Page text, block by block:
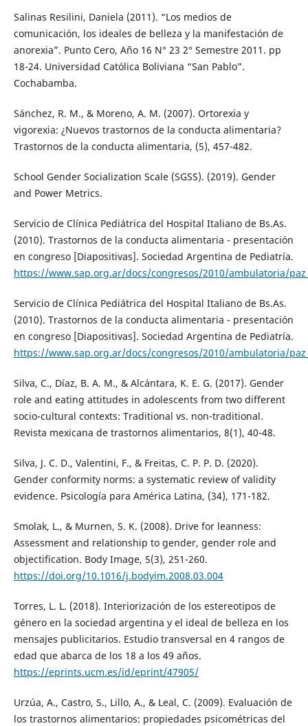
Salinas Resilini, Daniela (2011). “Los medios de
comunicación, los ideales de belleza y la manifestación de
anorexia”. Punto Cero, Año 16 N° 23 2° Semestre 2011. pp
18-24. Universidad Católica Boliviana “San Pablo”.
Cochabamba.
Sánchez, R. M., & Moreno, A. M. (2007). Ortorexia y
vigorexia: ¿Nuevos trastornos de la conducta alimentaria?
Trastornos de la conducta alimentaria, (5), 457-482.
School Gender Socialization Scale (SGSS). (2019). Gender
and Power Metrics.
Servicio de Clínica Pediátrica del Hospital Italiano de Bs.As.
(2010). Trastornos de la conducta alimentaria - presentación
en congreso [Diapositivas]. Sociedad Argentina de Pediatría.
https://www.sap.org.ar/docs/congresos/2010/ambulatoria/
Servicio de Clínica Pediátrica del Hospital Italiano de Bs.As.
(2010). Trastornos de la conducta alimentaria - presentación
en congreso [Diapositivas]. Sociedad Argentina de Pediatría.
https://www.sap.org.ar/docs/congresos/2010/ambulatoria/
Silva, C., Díaz, B. A. M., & Alcántara, K. E. G. (2017). Gender
role and eating attitudes in adolescents from two different
socio-cultural contexts: Traditional vs. non-traditional.
Revista mexicana de trastornos alimentarios, 8(1), 40-48.
Silva, J. C. D., Valentini, F., & Freitas, C. P. P. D. (2020).
Gender conformity norms: a systematic review of validity
evidence. Psicología para América Latina, (34), 171-182.
Smolak, L., & Murnen, S. K. (2008). Drive for leanness:
Assessment and relationship to gender, gender role and
objectification. Body Image, 5(3), 251-260.
https://doi.org/10.1016/j.bodyim.2008.03.004
Torres, L. L. (2018). Interiorización de los estereotipos de
género en la sociedad argentina y el ideal de belleza en los
mensajes publicitarios. Estudio transversal en 4 rangos de
edad que abarca de los 18 a los 49 años.
https://eprints.ucm.es/id/eprint/47905/
Urzúa, A., Castro, S., Lillo, A., & Leal, C. (2009). Evaluación de
los trastornos alimentarios: propiedades psicométricas del